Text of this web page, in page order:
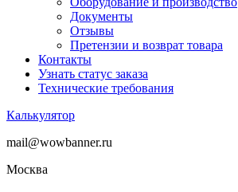
Документы
Отзывы
Претензии и возврат товара
Контакты
Узнать статус заказа
Технические требования
Калькулятор
mail@wowbanner.ru
Москва